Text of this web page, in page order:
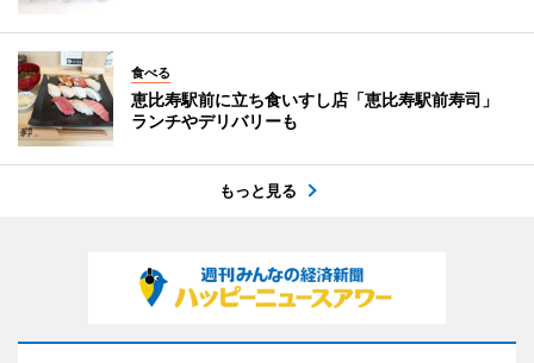
食べる
恵比寿駅前に立ち食いすし店「恵比寿駅前寿司」
ランチやデリバリーも
もっと見る